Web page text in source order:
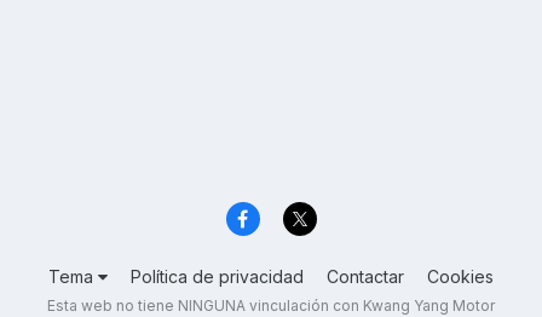
Tema Política de privacidad Contactar Cookies
Esta web no tiene NINGUNA vinculación con Kwang Yang Motor